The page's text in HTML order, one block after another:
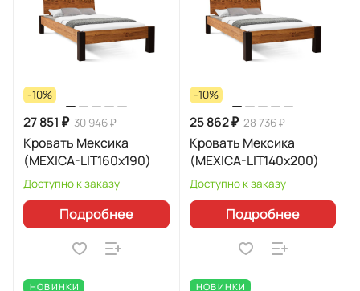
-10%
27 851 ₽ 30 946 ₽
Кровать Мексика
(MEXICA-LIT160х190)
Доступно к заказу
Подробнее
-10%
25 862 ₽ 28 736 ₽
Кровать Мексика
(MEXICA-LIT140х200)
Доступно к заказу
Подробнее
НОВИНКИ НОВИНКИ